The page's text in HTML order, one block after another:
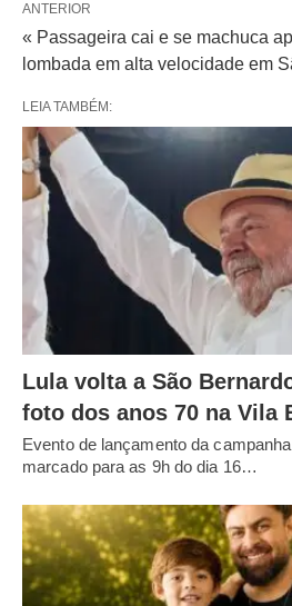
ANTERIOR
« Passageira cai e se machuca
lombada em alta velocidade em
LEIA TAMBÉM:
Lula volta a São
foto dos anos 70 na Vila
Evento de lançamento da
marcado para as 9h do dia 16…